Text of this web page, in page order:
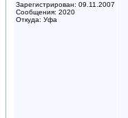
Зарегистрирован: 09.11.2007
Сообщения: 2020
Откуда: Уфа